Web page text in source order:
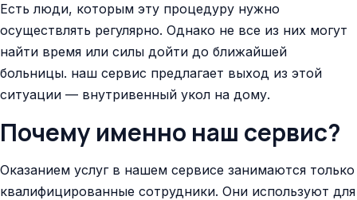
Есть люди, которым эту процедуру нужно
осуществлять регулярно. Однако не все из них могут
найти время или силы дойти до ближайшей
больницы. наш сервис предлагает выход из этой
ситуации — внутривенный укол на дому.
Почему именно наш сервис?
Оказанием услуг в нашем сервисе занимаются только
квалифицированные сотрудники. Они используют для